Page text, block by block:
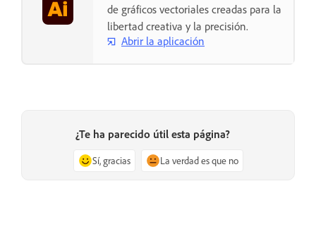
de gráficos vectoriales creadas para la
libertad creativa y la precisión.
Abrir la aplicación
¿Te ha parecido útil esta página?
Sí, gracias La verdad es que no